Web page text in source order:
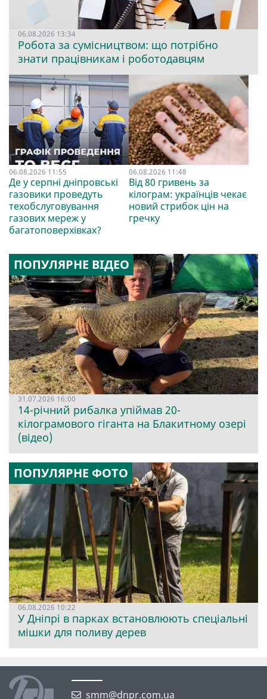
06.08.2026 13:34
Робота за сумісництвом: що потрібно
знати працівникам і роботодавцям
06.08.2026 11:55
Де у серпні дніпровські
газовики проведуть
техобслуговування
газових мереж у
багатоповерхівках?
06.08.2026 11:48
Від 80 гривень за
кілограм: українців чекає
новий стрибок цін на
гречку
ПОПУЛЯРНЕ ВІДЕО
31.07.2026 16:00
14-річний рибалка упіймав 20-
кілограмового гіганта на Блакитному озері
(відео)
ПОПУЛЯРНЕ ФОТО
06.08.2026 10:22
У Дніпрі в парках встановлюють спеціальні
мішки для поливу дерев
smm@dnpr.com.ua